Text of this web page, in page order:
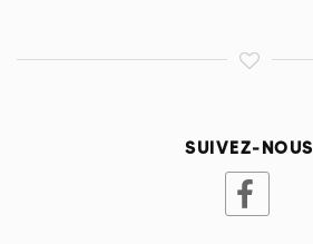
SUIVEZ-NOUS